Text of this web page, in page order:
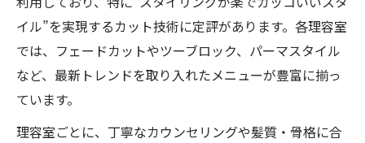
イル”を実現するカット技術に定評があります。各理容室
では、フェードカットやツーブロック、パーマスタイル
など、最新トレンドを取り入れたメニューが豊富に揃っ
ています。
理容室ごとに、丁寧なカウンセリングや髪質・骨格に合